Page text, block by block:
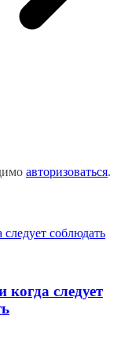
авторизоваться.
следует